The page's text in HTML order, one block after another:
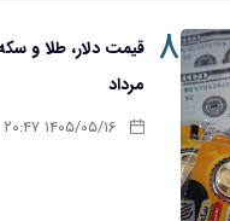
۸
مرداد
۱۴۰۵/۰۵/۱۶ ۲۰:۴۷